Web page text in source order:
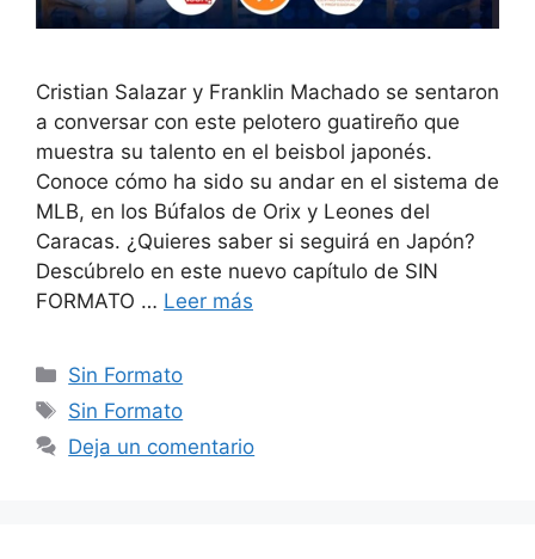
Cristian Salazar y Franklin Machado se sentaron
a conversar con este pelotero guatireño que
muestra su talento en el beisbol japonés.
Conoce cómo ha sido su andar en el sistema de
MLB, en los Búfalos de Orix y Leones del
Caracas. ¿Quieres saber si seguirá en Japón?
Descúbrelo en este nuevo capítulo de SIN
FORMATO … Leer más
Sin Formato
Sin Formato
Deja un comentario